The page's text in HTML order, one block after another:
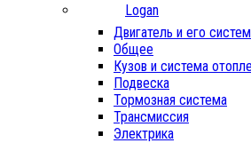
Logan
Двигатель и его
Общее
Кузов и система
Подвеска
Тормозная система
Трансмиссия
Электрика